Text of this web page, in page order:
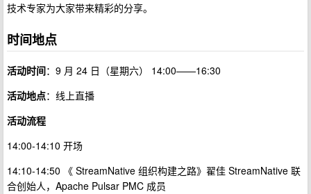
技术专家为大家带来精彩的分享。
时间地点
活动时间：9 月 24 日（星期六） 14:00——16:30
活动地点：线上直播
活动流程
14:00-14:10 开场
14:10-14:50 《 StreamNative 组织构建之路》翟佳 StreamNative 联
合创始人，Apache Pulsar PMC 成员